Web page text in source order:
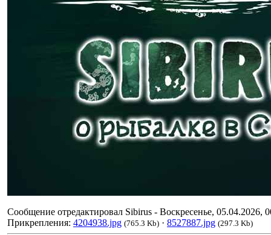
Сообщение отредактировал Sibirus - Воскресенье, 05.04.2026,
Прикрепления: 4204938.jpg (765.3 Kb) · 8527887.jpg (297.3 Kb)